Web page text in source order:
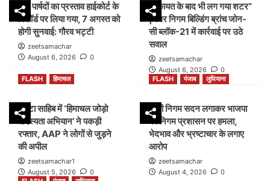
45 पार्षदों का प्रस्ताव हाईकोर्ट के
रिकॉर्ड पर लिया गया, 7 अगस्त को
होगी सुनवाई: गौरव भट्टी
zeetsamachar
August 6, 2026
0
शिकायत के बाद भी लग गया शटर”
|नगर निगम बिल्डिंग ब्रांच जोन-
सी ब्लॉक-21 में कार्रवाई पर उठे
सवाल
zeetsamachar
August 6, 2026
0
FLASH
हिमाचल
पांवटा साहिब में ‘हिमाचल जोड़ो
सदस्यता अभियान’ ने पकड़ी
रफ्तार, AAP ने लोगों से जुड़ने
की अपील
zeetsamachar1
August 5, 2026
0
FLASH पंजाब लुधियाना
डम्मी निगम सदन लगाकर भाजपा
का निगम प्रशासन पर हमला,
भेदभाव और भ्रष्टाचार के लगाए
आरोप
zeetsamachar
August 4, 2026
0